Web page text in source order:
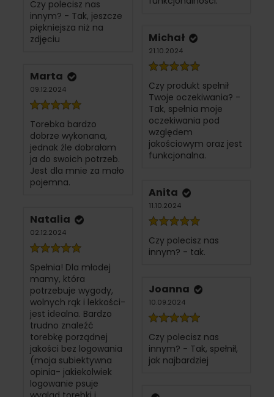
Czy polecisz nas
innym? - Tak, jeszcze
piękniejsza niż na
zdjęciu
Marta
09.12.2024
Torebka bardzo
dobrze wykonana,
jednak źle dobrałam
ja do swoich potrzeb.
Jest dla mnie za mało
pojemna.
Natalia
02.12.2024
Spełnia! Dla młodej
mamy, która
potrzebuje wygody,
wolnych rąk i lekkości-
jest idealna. Bardzo
trudno znaleźć
torebkę porządnej
jakości bez logowania
(moja subiektywna
opinia- jakiekolwiek
logowanie psuje
Michał
21.10.2024
Czy produkt spełnił
Twoje oczekiwania? -
Tak, spełnia moje
oczekiwania pod
względem
jakościowym oraz jest
funkcjonalna.
Anita
11.10.2024
Czy polecisz nas
innym? - tak.
Joanna
10.09.2024
Czy polecisz nas
innym? - Tak, spełnił,
jak najbardziej